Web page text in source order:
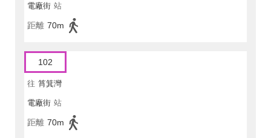
電廠街 站
距離 70m
102
往 筲箕灣
電廠街 站
距離 70m